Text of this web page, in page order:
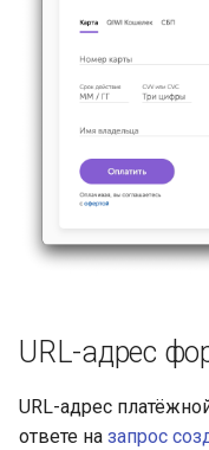
URL-адрес
URL-адрес
ответе на запрос